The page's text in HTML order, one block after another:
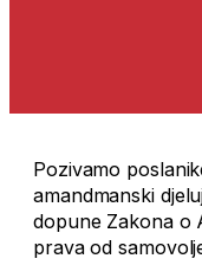
Pozivamo
amandmanski
dopune Zakona o
prava od